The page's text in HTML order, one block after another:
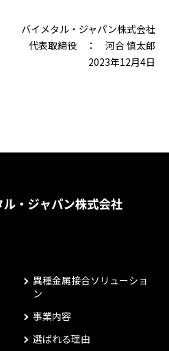
バイメタル・ジャパン株式会社
代表取締役 ： 河合 慎太郎
2023年12月4日
異種金属接合ソリューショ
ン
事業内容
選ばれる理由